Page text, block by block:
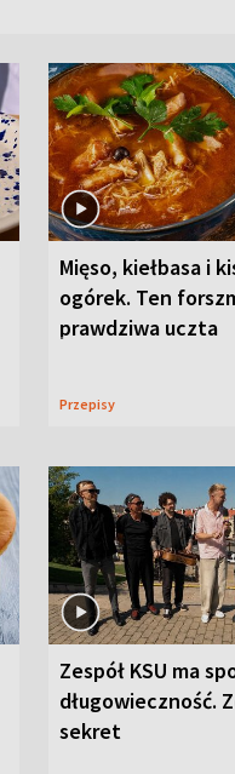
Mięso, kiełbasa i
ogórek. Ten
prawdziwa uczta
Przepisy
Zespół KSU ma
długowieczność.
sekret